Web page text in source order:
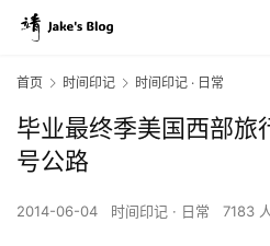
首页 时间印记 时间印记 · 日常
毕业最终季美国西部旅
号公路
2014-06-04 时间印记 · 日常 7183